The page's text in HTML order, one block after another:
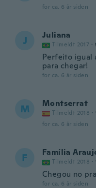
for ca. 6 år siden
J Juliana
Tilmeldt 2017 ·
Perfeito igual
para chegar!
for ca. 6 år siden
M Montserrat
Tilmeldt 2018 ·
for ca. 6 år siden
F Família
Tilmeldt 2018 ·
Chegou no
for ca. 6 år siden